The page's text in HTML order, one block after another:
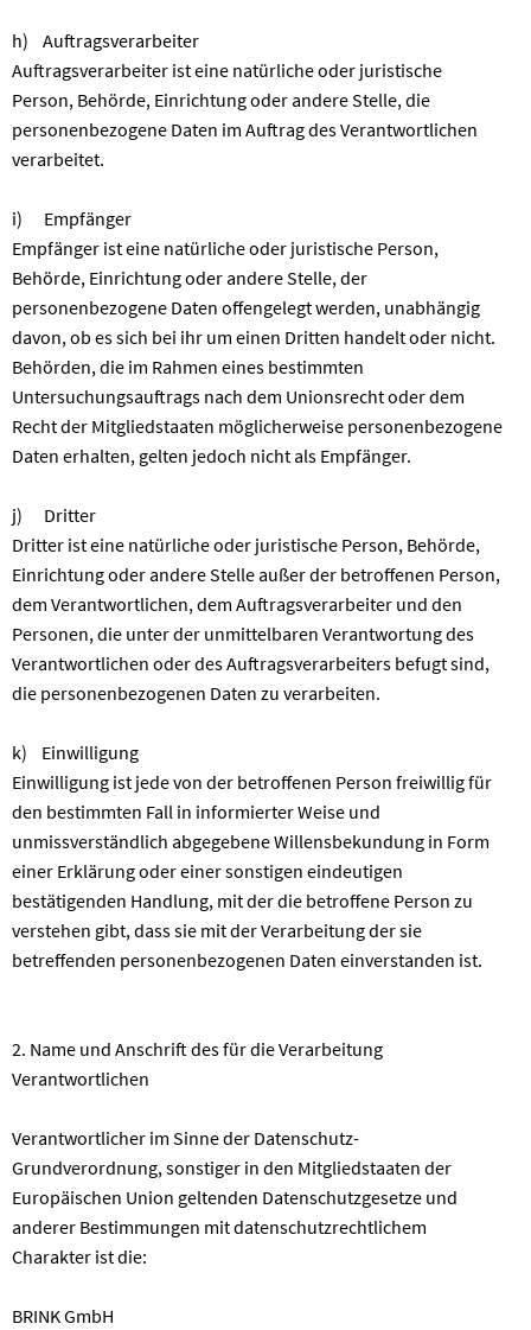
h) Auftragsverarbeiter
Auftragsverarbeiter ist eine natürliche oder juristische
Person, Behörde, Einrichtung oder andere Stelle, die
personenbezogene Daten im Auftrag des Verantwortlichen
verarbeitet.
i) Empfänger
Empfänger ist eine natürliche oder juristische Person,
Behörde, Einrichtung oder andere Stelle, der
personenbezogene Daten offengelegt werden, unabhängig
davon, ob es sich bei ihr um einen Dritten handelt oder nicht.
Behörden, die im Rahmen eines bestimmten
Untersuchungsauftrags nach dem Unionsrecht oder dem
Recht der Mitgliedstaaten möglicherweise personenbezogene
Daten erhalten, gelten jedoch nicht als Empfänger.
j) Dritter
Dritter ist eine natürliche oder juristische Person, Behörde,
Einrichtung oder andere Stelle außer der betroffenen Person,
dem Verantwortlichen, dem Auftragsverarbeiter und den
Personen, die unter der unmittelbaren Verantwortung des
Verantwortlichen oder des Auftragsverarbeiters befugt sind,
die personenbezogenen Daten zu verarbeiten.
k) Einwilligung
Einwilligung ist jede von der betroffenen Person freiwillig für
den bestimmten Fall in informierter Weise und
unmissverständlich abgegebene Willensbekundung in Form
einer Erklärung oder einer sonstigen eindeutigen
bestätigenden Handlung, mit der die betroffene Person zu
verstehen gibt, dass sie mit der Verarbeitung der sie
betreffenden personenbezogenen Daten einverstanden ist.
2. Name und Anschrift des für die Verarbeitung
Verantwortlichen
Verantwortlicher im Sinne der Datenschutz-
Grundverordnung, sonstiger in den Mitgliedstaaten der
Europäischen Union geltenden Datenschutzgesetze und
anderer Bestimmungen mit datenschutzrechtlichem
Charakter ist die:
BRINK GmbH